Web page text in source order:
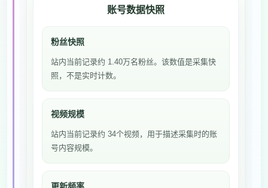
账号数据快照
粉丝快照
站内当前记录约 1.40万名粉丝。该数值是采集快
照，不是实时计数。
视频规模
站内当前记录约 34个视频，用于描述采集时的账
号内容规模。